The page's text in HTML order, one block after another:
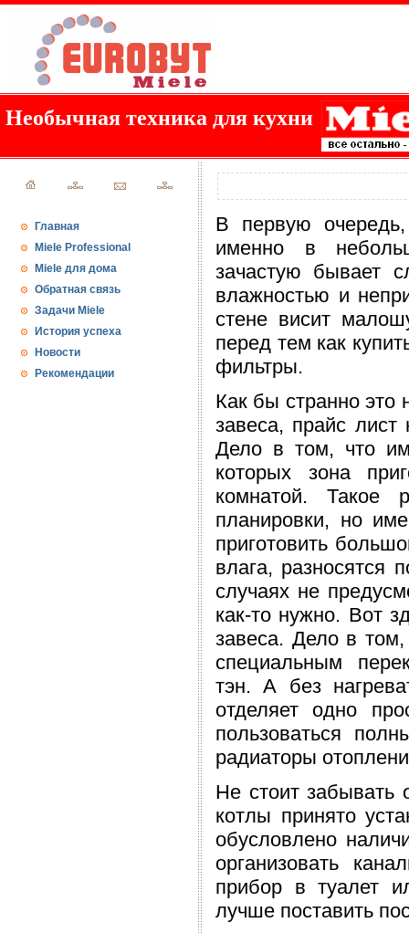
Необычная техника для кухни
Главная
Miele Professional
Miele для дома
Обратная связь
Задачи Miele
История успеха
Новости
Рекомендации
В первую
именно в
зачастую бывает
влажностью и
стене висит
перед тем как
фильтры.
Как бы странно это
завеса, прайс
Дело в том, что
которых зона
комнатой. Такое
планировки, но
приготовить
влага, разносятся
случаях не
как-то нужно. Вот
завеса. Дело в
специальным
тэн. А без
отделяет одно
пользоваться
радиаторы
Не стоит забывать
котлы принято
обусловлено
организовать
прибор в туалет
лучше поставить